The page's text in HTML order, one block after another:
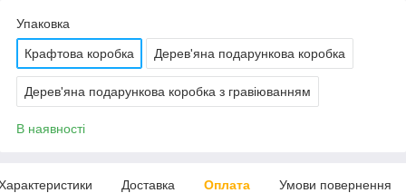
Упаковка
Крафтова коробка Дерев'яна подарункова коробка
Дерев'яна подарункова коробка з гравіюванням
В наявності
Доставка Оплата Умови повернення